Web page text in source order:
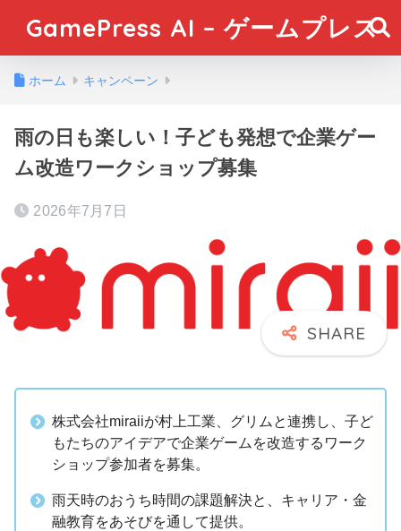
GamePress AI – ゲームプレス
ホーム キャンペーン
雨の日も楽しい！子ども発想で企業ゲー
ム改造ワークショップ募集
2026年7月7日
株式会社miraiiが村上工業、グリムと連携し、子ど
もたちのアイデアで企業ゲームを改造するワーク
ショップ参加者を募集。
雨天時のおうち時間の課題解決と、キャリア・金
融教育をあそびを通して提供。